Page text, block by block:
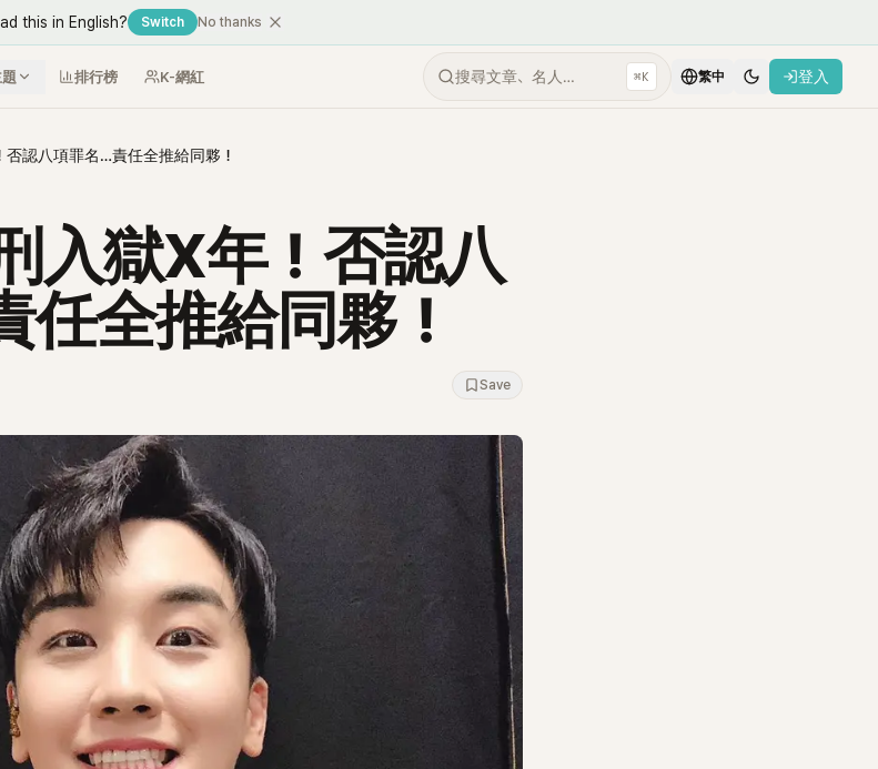
this in English? Switch No thanks
排行榜 K-網紅 搜尋文章、名人… ⌘K 繁中 登入
否認八項罪名…責任全推給同夥！
入獄X年！否認八
全推給同夥！
Save